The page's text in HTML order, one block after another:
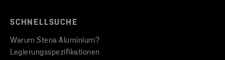
SCHNELLSUCHE
Warum Stena Aluminium?
Legierungsspezifikationen